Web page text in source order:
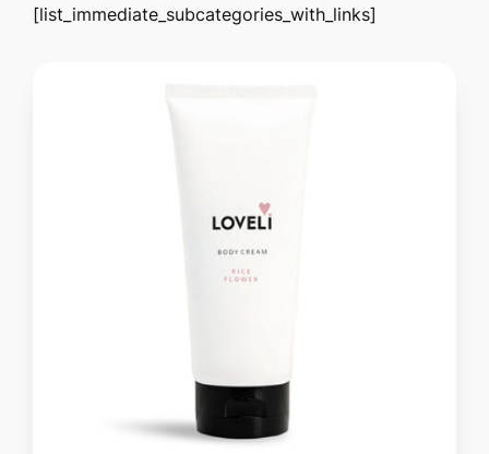
[list_immediate_subcategories_with_links]